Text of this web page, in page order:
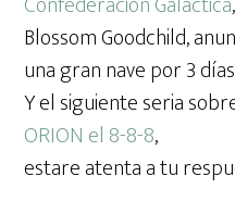
Blossom Goodchild,
una gran nave por 3
Y el siguiente seria
ORION el 8-8-8,
estare atenta a tu